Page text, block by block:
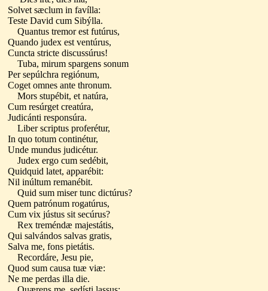
Solvet sæclum in favílla:
Teste David cum Sibýlla.
Quantus tremor est futúrus,
Quando judex est ventúrus,
Cuncta stricte discussúrus!
Tuba, mirum spargens sonum
Per sepúlchra regiónum,
Coget omnes ante thronum.
Mors stupébit, et natúra,
Cum resúrget creatúra,
Judicánti responsúra.
Liber scriptus proferétur,
In quo totum continétur,
Unde mundus judicétur.
Judex ergo cum sedébit,
Quidquid latet, apparébit:
Nil inúltum remanébit.
Quid sum miser tunc dictúrus?
Quem patrónum rogatúrus,
Cum vix jústus sit secúrus?
Rex treméndæ majestátis,
Qui salvándos salvas gratis,
Salva me, fons pietátis.
Recordáre, Jesu pie,
Quod sum causa tuæ viæ:
Ne me perdas illa die.